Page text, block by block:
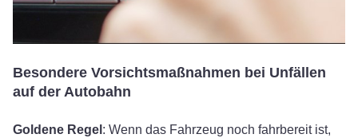
Besondere Vorsichtsmaßnahmen bei Unfällen
auf der Autobahn
Goldene Regel : Wenn das Fahrzeug noch fahrbereit ist,